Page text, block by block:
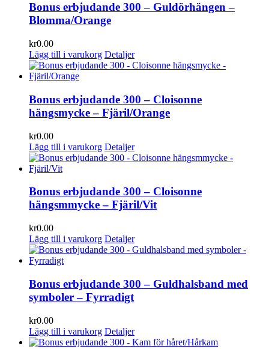
Bonus erbjudande 300 – Guldörhängen –
Blomma/Orange
kr0.00
Lägg till i varukorg Detaljer
Bonus erbjudande 300 – Cloisonne
hängsmycke – Fjäril/Orange
kr0.00
Lägg till i varukorg Detaljer
Bonus erbjudande 300 – Cloisonne
hängsmmycke – Fjäril/Vit
kr0.00
Lägg till i varukorg Detaljer
Bonus erbjudande 300 – Guldhalsband med
symboler – Fyrradigt
kr0.00
Lägg till i varukorg Detaljer